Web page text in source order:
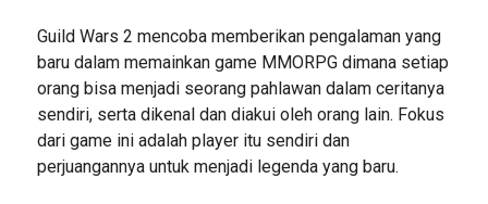
Guild Wars 2 mencoba memberikan pengalaman yang
baru dalam memainkan game MMORPG dimana setiap
orang bisa menjadi seorang pahlawan dalam ceritanya
sendiri, serta dikenal dan diakui oleh orang lain. Fokus
dari game ini adalah player itu sendiri dan
perjuangannya untuk menjadi legenda yang baru.